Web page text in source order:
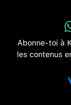
Abonne-toi à
les contenus